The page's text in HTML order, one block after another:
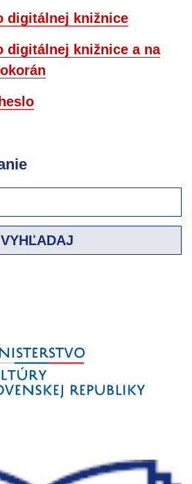
digitálnej knižnice
digitálnej knižnice a na
VYHĽADAJ